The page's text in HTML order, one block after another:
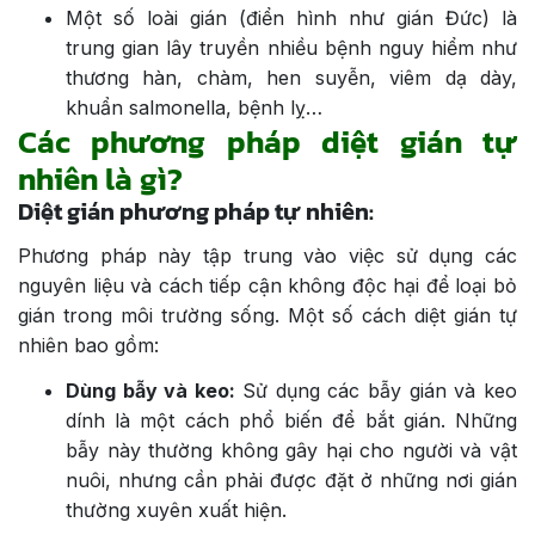
Một số loài gián (điển hình như gián Đức) là
trung gian lây truyền nhiều bệnh nguy hiểm như
thương hàn, chàm, hen suyễn, viêm dạ dày,
khuẩn salmonella, bệnh lỵ…
Các phương pháp diệt gián tự
nhiên là gì?
Diệt gián phương pháp tự nhiên:
Phương pháp này tập trung vào việc sử dụng các
nguyên liệu và cách tiếp cận không độc hại để loại bỏ
gián trong môi trường sống. Một số cách diệt gián tự
nhiên bao gồm:
Dùng bẫy và keo: Sử dụng các bẫy gián và keo
dính là một cách phổ biến để bắt gián. Những
bẫy này thường không gây hại cho người và vật
nuôi, nhưng cần phải được đặt ở những nơi gián
thường xuyên xuất hiện.